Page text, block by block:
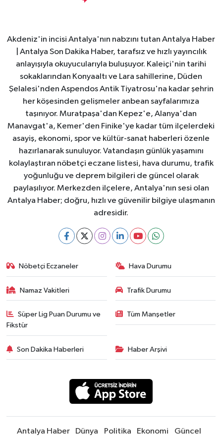
Akdeniz'in incisi Antalya'nın nabzını tutan Antalya Haber
| Antalya Son Dakika Haber, tarafsız ve hızlı yayıncılık
anlayışıyla okuyucularıyla buluşuyor. Kaleiçi'nin tarihi
sokaklarından Konyaaltı ve Lara sahillerine, Düden
Şelalesi'nden Aspendos Antik Tiyatrosu'na kadar şehrin
her köşesinden gelişmeler anbean sayfalarımıza
taşınıyor. Muratpaşa'dan Kepez'e, Alanya'dan
Manavgat'a, Kemer'den Finike'ye kadar tüm ilçelerdeki
asayiş, ekonomi, spor ve kültür-sanat haberleri özenle
hazırlanarak sunuluyor. Vatandaşın günlük yaşamını
kolaylaştıran nöbetçi eczane listesi, hava durumu, trafik
yoğunluğu ve deprem bilgileri de güncel olarak
paylaşılıyor. Merkezden ilçelere, Antalya'nın sesi olan
Antalya Haber; doğru, hızlı ve güvenilir bilgiye ulaşmanın
adresidir.
Nöbetçi Eczaneler Hava Durumu
Namaz Vakitleri Trafik Durumu
Süper Lig Puan Durumu ve
Fikstür
Tüm Manşetler
Son Dakika Haberleri Haber Arşivi
Antalya Haber Dünya Politika Ekonomi Güncel